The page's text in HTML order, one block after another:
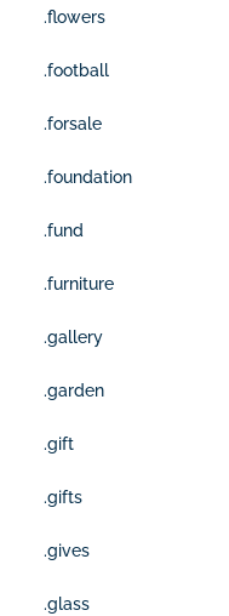
.flowers
.football
.forsale
.foundation
.fund
.furniture
.gallery
.garden
.gift
.gifts
.gives
.glass